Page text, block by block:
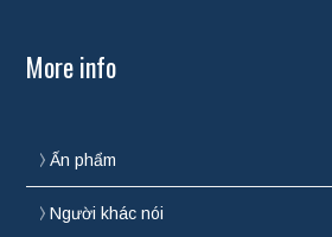
More info
Ấn phẩm
Người khác nói